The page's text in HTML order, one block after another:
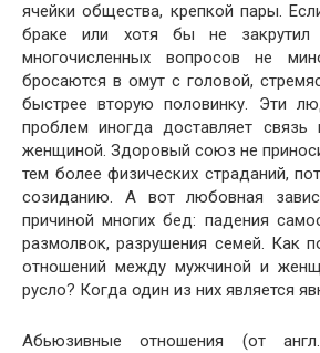
ячейки общества, крепкой пары.
браке или хотя бы не закрутил
многочисленных вопросов не
бросаются в омут с головой,
быстрее вторую половинку. Эти
проблем иногда доставляет
женщиной. Здоровый союз не
тем более физических страданий,
созиданию. А вот любовная
причиной многих бед: падения
размолвок, разрушения семей. Как
отношений между мужчиной и
русло? Когда один из них является
Абьюзивные отношения (от